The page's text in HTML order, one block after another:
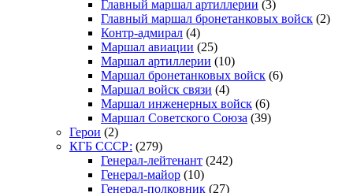
Главный маршал артиллерии (3)
Главный маршал бронетанковых войск (2)
Контр-адмирал (4)
Маршал авиации (25)
Маршал артиллерии (10)
Маршал бронетанковых войск (6)
Маршал войск связи (4)
Маршал инженерных войск (6)
Маршал Советского Союза (39)
Герои (2)
КГБ СССР: (279)
Генерал-лейтенант (242)
Генерал-майор (10)
Генерал-полковник (27)